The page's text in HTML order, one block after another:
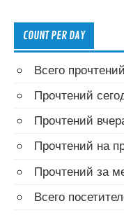
COUNT PER DAY
Всего
Прочтений
Прочтений
Прочтений на
Прочтений за
Всего